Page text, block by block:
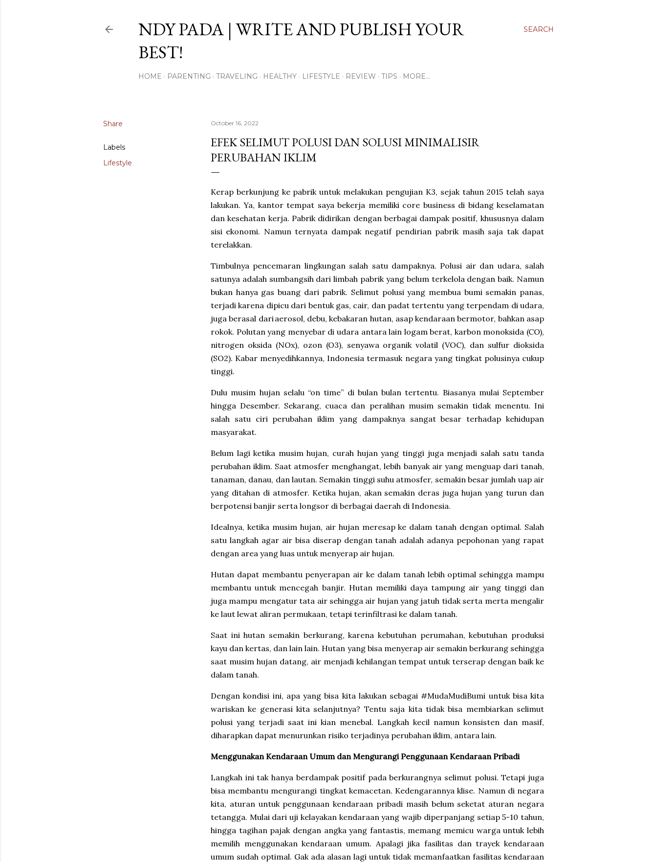
SEARCH
NDY PADA | WRITE AND PUBLISH YOUR
BEST!
HOME PARENTING TRAVELING HEALTHY LIFESTYLE REVIEW TIPS MORE…
Share
Labels
Lifestyle
October 16, 2022
EFEK SELIMUT POLUSI DAN SOLUSI MINIMALISIR
PERUBAHAN IKLIM
Kerap berkunjung ke pabrik untuk melakukan pengujian K3, sejak tahun 2015 telah saya
lakukan. Ya, kantor tempat saya bekerja memiliki core business di bidang keselamatan
dan kesehatan kerja. Pabrik didirikan dengan berbagai dampak positif, khususnya dalam
sisi ekonomi. Namun ternyata dampak negatif pendirian pabrik masih saja tak dapat
terelakkan.
Timbulnya pencemaran lingkungan salah satu dampaknya. Polusi air dan udara, salah
satunya adalah sumbangsih dari limbah pabrik yang belum terkelola dengan baik. Namun
bukan hanya gas buang dari pabrik. Selimut polusi yang membua bumi semakin panas,
terjadi karena dipicu dari bentuk gas, cair, dan padat tertentu yang terpendam di udara,
juga berasal dari aerosol, debu, kebakaran hutan, asap kendaraan bermotor, bahkan asap
rokok. Polutan yang menyebar di udara antara lain logam berat, karbon monoksida (CO),
nitrogen oksida (NOx), ozon (O3), senyawa organik volatil (VOC), dan sulfur dioksida
(SO2). Kabar menyedihkannya, Indonesia termasuk negara yang tingkat polusinya cukup
tinggi.
Dulu musim hujan selalu “on time” di bulan bulan tertentu. Biasanya mulai September
hingga Desember. Sekarang, cuaca dan peralihan musim semakin tidak menentu. Ini
salah satu ciri perubahan iklim yang dampaknya sangat besar terhadap kehidupan
masyarakat.
Belum lagi ketika musim hujan, curah hujan yang tinggi juga menjadi salah satu tanda
perubahan iklim. Saat atmosfer menghangat, lebih banyak air yang menguap dari tanah,
tanaman, danau, dan lautan. Semakin tinggi suhu atmosfer, semakin besar jumlah uap air
yang ditahan di atmosfer. Ketika hujan, akan semakin deras juga hujan yang turun dan
berpotensi banjir serta longsor di berbagai daerah di Indonesia.
Idealnya, ketika musim hujan, air hujan meresap ke dalam tanah dengan optimal. Salah
satu langkah agar air bisa diserap dengan tanah adalah adanya pepohonan yang rapat
dengan area yang luas untuk menyerap air hujan.
Hutan dapat membantu penyerapan air ke dalam tanah lebih optimal sehingga mampu
membantu untuk mencegah banjir. Hutan memiliki daya tampung air yang tinggi dan
juga mampu mengatur tata air sehingga air hujan yang jatuh tidak serta merta mengalir
ke laut lewat aliran permukaan, tetapi terinfiltrasi ke dalam tanah.
Saat ini hutan semakin berkurang, karena kebutuhan perumahan, kebutuhan produksi
kayu dan kertas, dan lain lain. Hutan yang bisa menyerap air semakin berkurang sehingga
saat musim hujan datang, air menjadi kehilangan tempat untuk terserap dengan baik ke
dalam tanah.
Dengan kondisi ini, apa yang bisa kita lakukan sebagai #MudaMudiBumi untuk bisa kita
wariskan ke generasi kita selanjutnya? Tentu saja kita tidak bisa membiarkan selimut
polusi yang terjadi saat ini kian menebal. Langkah kecil namun konsisten dan masif,
diharapkan dapat menurunkan risiko terjadinya perubahan iklim, antara lain.
Menggunakan Kendaraan Umum dan Mengurangi Penggunaan Kendaraan Pribadi
Langkah ini tak hanya berdampak positif pada berkurangnya selimut polusi. Tetapi juga
bisa membantu mengurangi tingkat kemacetan. Kedengarannya klise. Namun di negara
kita, aturan untuk penggunaan kendaraan pribadi masih belum seketat aturan negara
tetangga. Mulai dari uji kelayakan kendaraan yang wajib diperpanjang setiap 5-10 tahun,
hingga tagihan pajak dengan angka yang fantastis, memang memicu warga untuk lebih
memilih menggunakan kendaraan umum. Apalagi jika fasilitas dan trayek kendaraan
umum sudah optimal. Gak ada alasan lagi untuk tidak memanfaatkan fasilitas kendaraan